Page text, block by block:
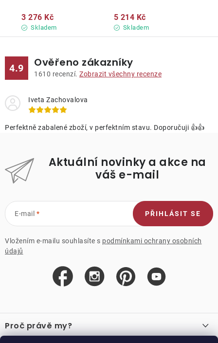
Skladem
3 276 Kč
Skladem
5 214 Kč
4.9 Ověřeno zákazníky
1610 recenzí. Zobrazit všechny recenze
Iveta Zachovalova
Perfektně zabalené zboží, v perfektním stavu. Doporučuji 👍👍
Aktuální novinky a akce na
váš e-mail
E-mail
Vložením e-mailu souhlasíte s podmínkami ochrany osobních
údajů
PŘIHLÁSIT SE
á
pProč právě my?